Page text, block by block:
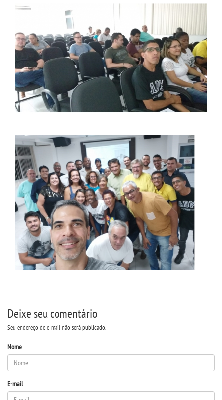
Deixe seu comentário
Seu endereço de e-mail não será publicado.
Nome
E-mail